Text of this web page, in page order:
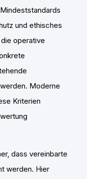
und ethisches
operative
Moderne
Kriterien
dass vereinbarte
werden. Hier